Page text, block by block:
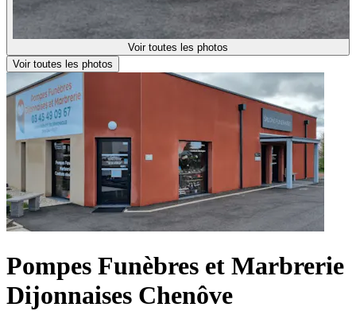
Voir toutes les photos
Voir toutes les photos
Pompes Funèbres et Marbrerie
Dijonnaises Chenôve